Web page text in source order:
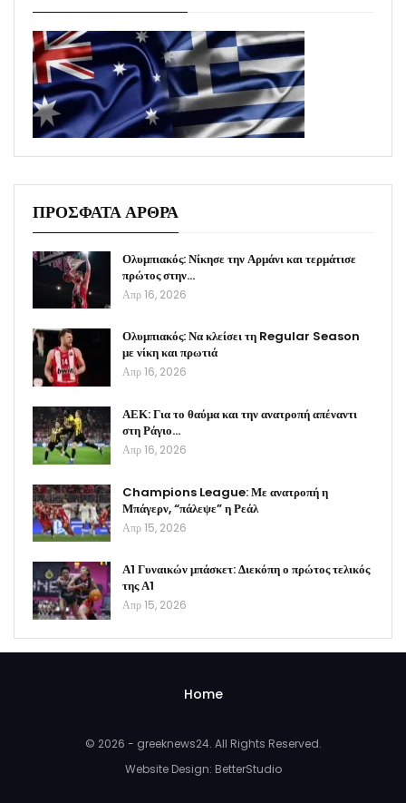
ΠΡΟΣΦΑΤΑ ΑΡΘΡΑ
Ολυμπιακός: Νίκησε την Αρμάνι και τερμάτισε
πρώτος στην…
Απρ 16, 2026
Ολυμπιακός: Να κλείσει τη Regular Season
με νίκη και πρωτιά
Απρ 16, 2026
ΑΕΚ: Για το θαύμα και την ανατροπή απέναντι
στη Ράγιο…
Απρ 16, 2026
Champions League: Με ανατροπή η
Μπάγερν, “πάλεψε” η Ρεάλ
Απρ 15, 2026
Α1 Γυναικών μπάσκετ: Διεκόπη ο πρώτος τελικός
της Α1
Απρ 15, 2026
Home
© 2026 - greeknews24. All Rights Reserved.
Website Design: BetterStudio